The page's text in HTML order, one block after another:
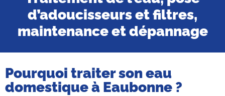
d’adoucisseurs et filtres,
maintenance et dépannage
Pourquoi traiter son eau
domestique à Eaubonne ?